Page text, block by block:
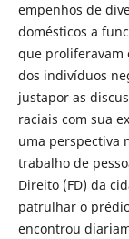
empenhos de
domésticos a
que proliferavam
dos indivíduos
justapor as
raciais com sua
uma perspectiva
trabalho de
Direito (FD) da
patrulhar o
encontrou